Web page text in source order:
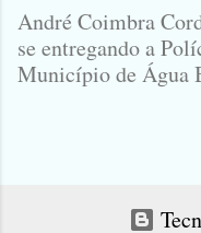
André Coimbra
se entregando a
Município de Água
cedo, tinha
qual seria a